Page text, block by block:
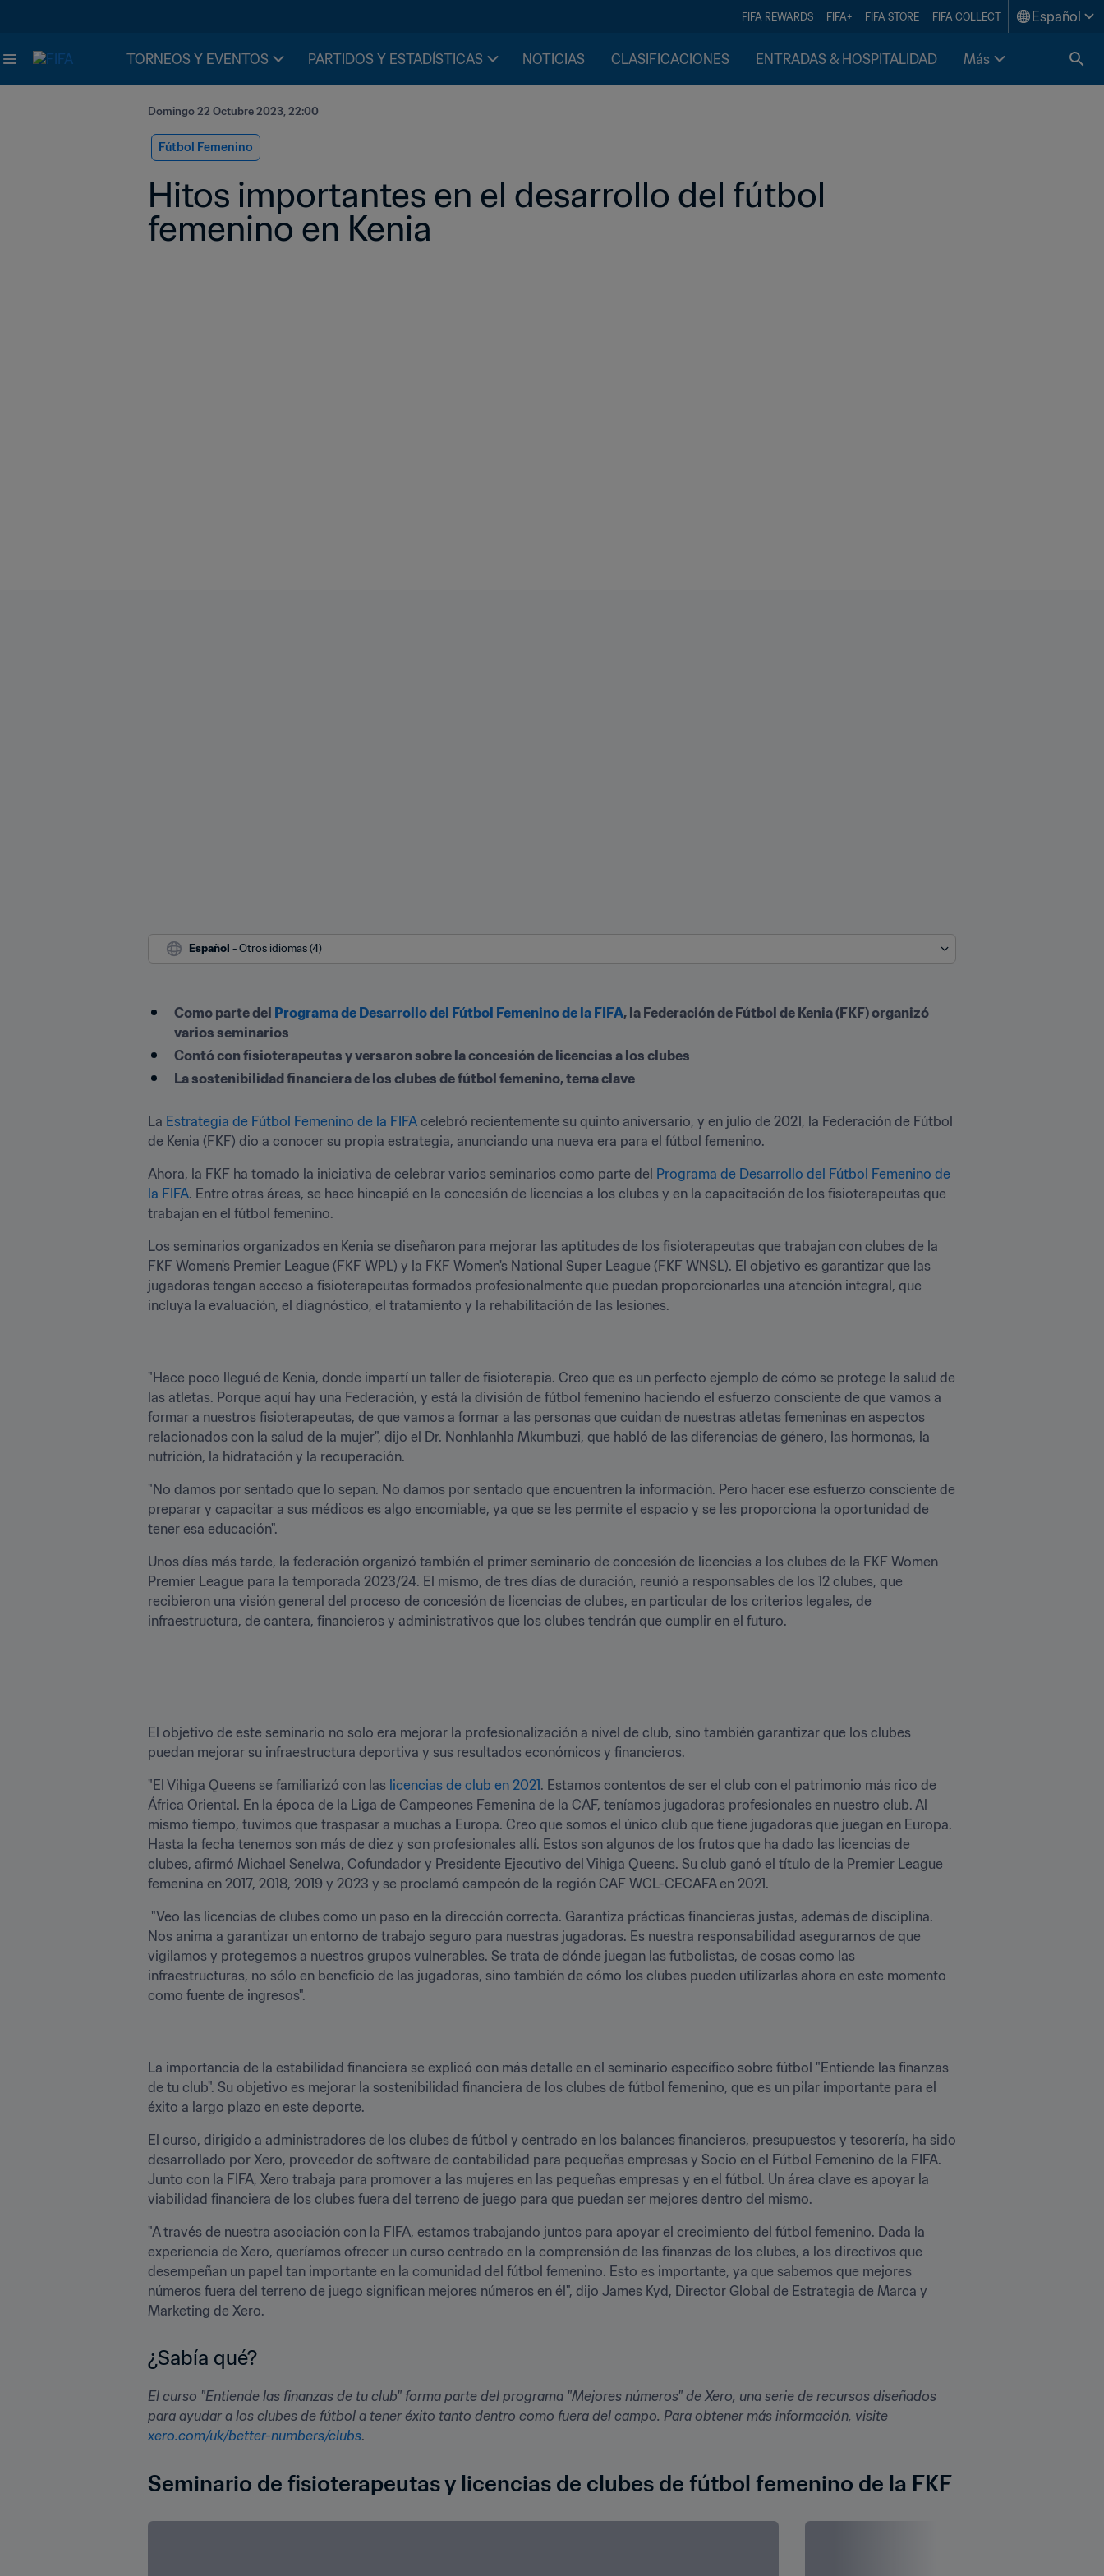
FIFA REWARDS FIFA+ FIFA STORE FIFA COLLECT Español
TORNEOS Y EVENTOS PARTIDOS Y ESTADÍSTICAS NOTICIAS CLASIFICACIONES ENTRADAS & HOSPITALIDAD Más
Domingo 22 Octubre 2023, 22:00
Fútbol Femenino
Hitos importantes en el desarrollo del fútbol
femenino en Kenia
Español - Otros idiomas (4)
Como parte del Programa de Desarrollo del Fútbol Femenino de la FIFA, la Federación de Fútbol de Kenia (FKF) organizó
varios seminarios
Contó con fisioterapeutas y versaron sobre la concesión de licencias a los clubes
La sostenibilidad financiera de los clubes de fútbol femenino, tema clave
La Estrategia de Fútbol Femenino de la FIFA celebró recientemente su quinto aniversario, y en julio de 2021, la Federación de Fútbol
de Kenia (FKF) dio a conocer su propia estrategia, anunciando una nueva era para el fútbol femenino.
Ahora, la FKF ha tomado la iniciativa de celebrar varios seminarios como parte del Programa de Desarrollo del Fútbol Femenino de
la FIFA. Entre otras áreas, se hace hincapié en la concesión de licencias a los clubes y en la capacitación de los fisioterapeutas que
trabajan en el fútbol femenino.
Los seminarios organizados en Kenia se diseñaron para mejorar las aptitudes de los fisioterapeutas que trabajan con clubes de la
FKF Women's Premier League (FKF WPL) y la FKF Women's National Super League (FKF WNSL). El objetivo es garantizar que las
jugadoras tengan acceso a fisioterapeutas formados profesionalmente que puedan proporcionarles una atención integral, que
incluya la evaluación, el diagnóstico, el tratamiento y la rehabilitación de las lesiones.
"Hace poco llegué de Kenia, donde impartí un taller de fisioterapia. Creo que es un perfecto ejemplo de cómo se protege la salud de
las atletas. Porque aquí hay una Federación, y está la división de fútbol femenino haciendo el esfuerzo consciente de que vamos a
formar a nuestros fisioterapeutas, de que vamos a formar a las personas que cuidan de nuestras atletas femeninas en aspectos
relacionados con la salud de la mujer", dijo el Dr. Nonhlanhla Mkumbuzi, que habló de las diferencias de género, las hormonas, la
nutrición, la hidratación y la recuperación.
"No damos por sentado que lo sepan. No damos por sentado que encuentren la información. Pero hacer ese esfuerzo consciente de
preparar y capacitar a sus médicos es algo encomiable, ya que se les permite el espacio y se les proporciona la oportunidad de
tener esa educación".
Unos días más tarde, la federación organizó también el primer seminario de concesión de licencias a los clubes de la FKF Women
Premier League para la temporada 2023/24. El mismo, de tres días de duración, reunió a responsables de los 12 clubes, que
recibieron una visión general del proceso de concesión de licencias de clubes, en particular de los criterios legales, de
infraestructura, de cantera, financieros y administrativos que los clubes tendrán que cumplir en el futuro.
El objetivo de este seminario no solo era mejorar la profesionalización a nivel de club, sino también garantizar que los clubes
puedan mejorar su infraestructura deportiva y sus resultados económicos y financieros.
"El Vihiga Queens se familiarizó con las licencias de club en 2021. Estamos contentos de ser el club con el patrimonio más rico de
África Oriental. En la época de la Liga de Campeones Femenina de la CAF, teníamos jugadoras profesionales en nuestro club. Al
mismo tiempo, tuvimos que traspasar a muchas a Europa. Creo que somos el único club que tiene jugadoras que juegan en Europa.
Hasta la fecha tenemos son más de diez y son profesionales allí. Estos son algunos de los frutos que ha dado las licencias de
clubes, afirmó Michael Senelwa, Cofundador y Presidente Ejecutivo del Vihiga Queens. Su club ganó el título de la Premier League
femenina en 2017, 2018, 2019 y 2023 y se proclamó campeón de la región CAF WCL-CECAFA en 2021.
Nos anima a garantizar un entorno de trabajo seguro para nuestras jugadoras. Es nuestra responsabilidad asegurarnos de que
vigilamos y protegemos a nuestros grupos vulnerables. Se trata de dónde juegan las futbolistas, de cosas como las
infraestructuras, no sólo en beneficio de las jugadoras, sino también de cómo los clubes pueden utilizarlas ahora en este momento
como fuente de ingresos".
La importancia de la estabilidad financiera se explicó con más detalle en el seminario específico sobre fútbol "Entiende las finanzas
de tu club". Su objetivo es mejorar la sostenibilidad financiera de los clubes de fútbol femenino, que es un pilar importante para el
éxito a largo plazo en este deporte.
El curso, dirigido a administradores de los clubes de fútbol y centrado en los balances financieros, presupuestos y tesorería, ha sido
desarrollado por Xero, proveedor de software de contabilidad para pequeñas empresas y Socio en el Fútbol Femenino de la FIFA.
Junto con la FIFA, Xero trabaja para promover a las mujeres en las pequeñas empresas y en el fútbol. Un área clave es apoyar la
viabilidad financiera de los clubes fuera del terreno de juego para que puedan ser mejores dentro del mismo.
"A través de nuestra asociación con la FIFA, estamos trabajando juntos para apoyar el crecimiento del fútbol femenino. Dada la
experiencia de Xero, queríamos ofrecer un curso centrado en la comprensión de las finanzas de los clubes, a los directivos que
desempeñan un papel tan importante en la comunidad del fútbol femenino. Esto es importante, ya que sabemos que mejores
números fuera del terreno de juego significan mejores números en él", dijo James Kyd, Director Global de Estrategia de Marca y
Marketing de Xero.
¿Sabía qué?
El curso "Entiende las finanzas de tu club" forma parte del programa "Mejores números" de Xero, una serie de recursos diseñados
xero.com/uk/better-numbers/clubs.
Seminario de fisioterapeutas y licencias de clubes de fútbol femenino de la FKF